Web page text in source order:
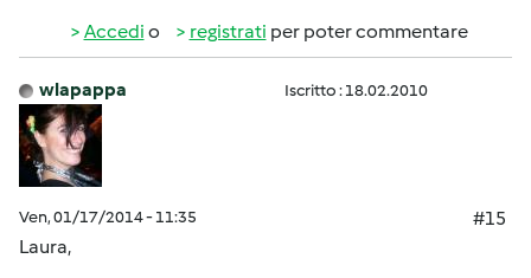
Accedi o registrati per poter commentare
wlapappa Iscritto : 18.02.2010
Ven, 01/17/2014 - 11:35
#15
Laura,